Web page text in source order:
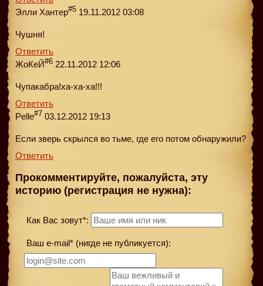
Элли Хантер#5 19.11.2012 03:08
Чушня!
Ответить
ЖоКеЙ#6 22.11.2012 12:06
Чупакабра!ха-ха-ха!!!
Ответить
Pelle#7 03.12.2012 19:13
Если зверь скрылся во тьме, где его потом обнаружили?
Ответить
Прокомментируйте, пожалуйста, эту
историю (регистрация не нужна):
Как Вас зовут*:
Ваш e-mail* (нигде не публикуется):